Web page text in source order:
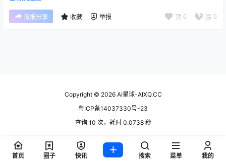
海报分享 收藏 举报 顶 0 踩 0
Copyright © 2026AI星球-AIXQ.CC
粤ICP备14037330号-23
查询 10 次，耗时 0.0738 秒
首页 圈子 快讯 搜索 菜单 我的